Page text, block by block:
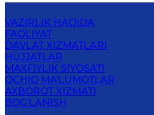
VAZIRLIK HAQIDA
FAOLIYAT
DAVLAT XIZMATLARI
HUJJATLAR
MAXFIYLIK SIYOSATI
OCHIQ MA'LUMOTLAR
AXBOROT XIZMATI
BOG'LANISH